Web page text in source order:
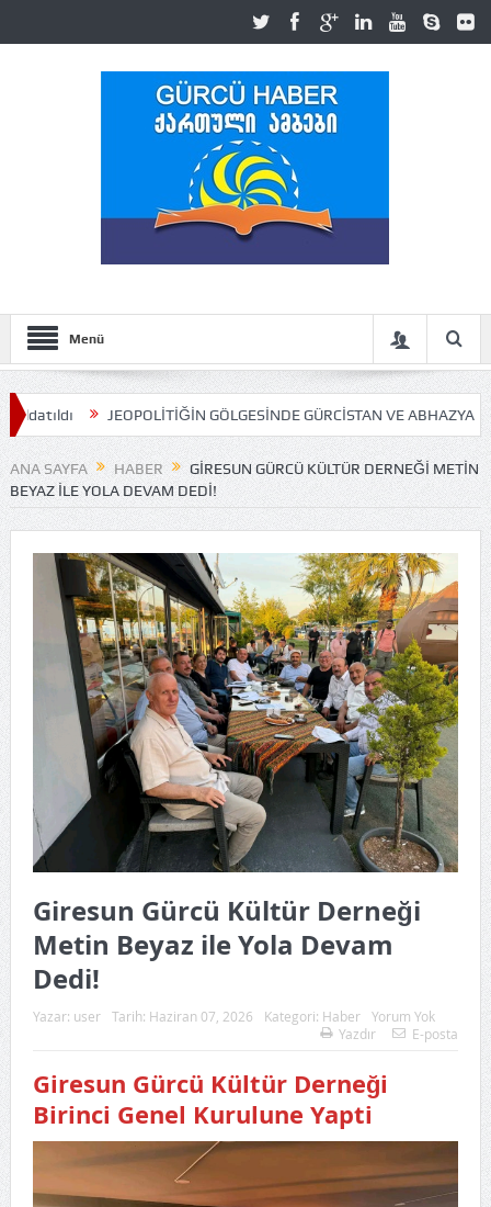
Menü
JEOPOLİTİĞİN GÖLGESİNDE GÜRCİSTAN VE ABHAZYA MESELESİ
ANA SAYFA HABER
GIRESUN GÜRCÜ KÜLTÜR DERNEĞI METIN
BEYAZ ILE YOLA DEVAM DEDI!
Giresun Gürcü Kültür Derneği
Metin Beyaz ile Yola Devam
Dedi!
Yazar: user Tarih: Haziran 07, 2026 Kategori: Haber
Yorum Yok
Yazdır
E-posta
Giresun Gürcü Kültür Derneği
Birinci Genel Kurulune Yapti